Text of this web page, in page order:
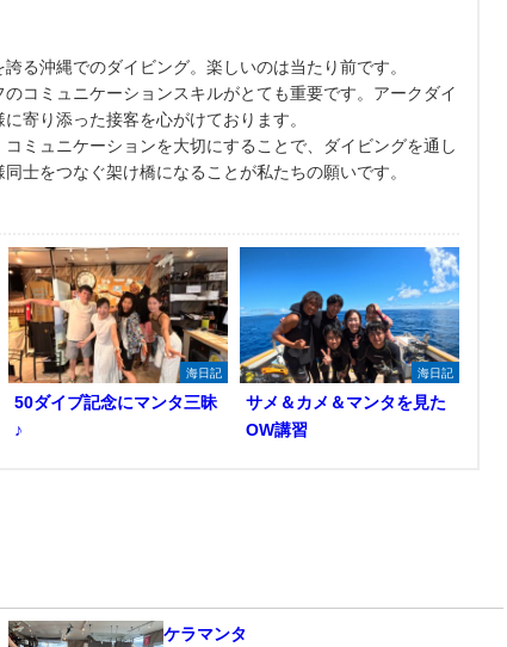
る沖縄でのダイビング。楽しいのは当たり前です。
コミュニケーションスキルがとても重要です。アークダイ
寄り添った接客を心がけております。
ミュニケーションを大切にすることで、ダイビングを通し
士をつなぐ架け橋になることが私たちの願いです。
海日記
50ダイブ記念にマンタ三昧
♪
海日記
サメ＆カメ＆マンタを見た
OW講習
ケラマンタ